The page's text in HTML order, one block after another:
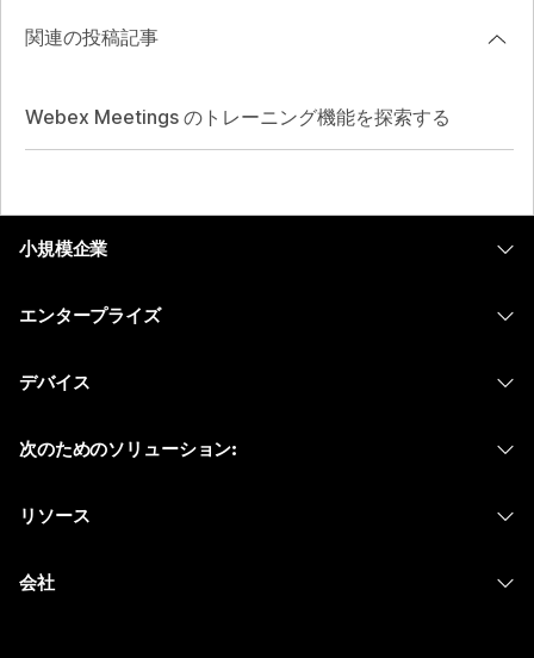
関連の投稿記事
Webex Meetings のトレーニング機能を探索する
小規模企業
エンタープライズ
Meetings
デバイス
次のためのソリューション:
リソース
会社